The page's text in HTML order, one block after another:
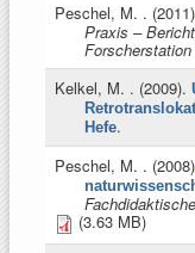
Peschel, M. .
Praxis –
Kelkel, M. . (2009).
Hefe.
Peschel, M. .
(3.63 MB)